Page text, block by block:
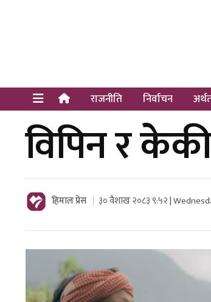
राजनीति निर्वाचन
विपिन र
हिमाल प्रेस ३० वैशाख २०८३ ९:५२ |